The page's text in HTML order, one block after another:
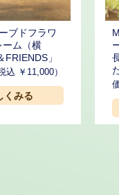
ブドフラワ
ーム（横
」
込 ￥11,000）
くみる